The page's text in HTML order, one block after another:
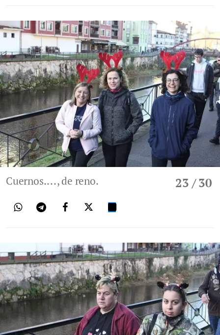
23 / 30
Cuernos...., de reno.